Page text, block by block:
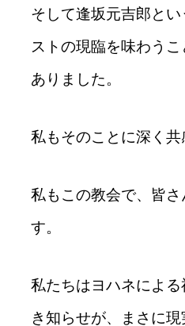
そして逢坂元吉郎と
ストの現臨を味わう
ありました。
私もそのことに深く共
私もこの教会で、皆
す。
私たちはヨハネによ
き知らせが、まさに